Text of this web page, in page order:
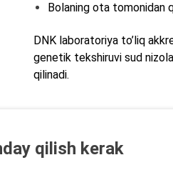
Bolaning ota tomonidan
DNK laboratoriya to’liq
genetik tekshiruvi sud
qilinadi.
qilish kerak